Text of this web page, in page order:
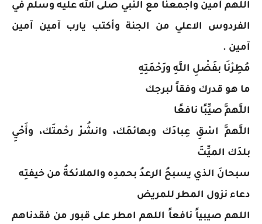
اللهم آمين واجمعنا مع النبي صلى الله عليه وسلم في
الفردوس الاعلي من الجنة وأكتب يارب آمين آمين
آمين .
مُطِرْنَا بفَضْلِ اللَّهِ ورَحْمَتِهِ
ما هو قدرك وفقاً لبرجك
اللَّهمَّ صيِّبًا نافعًا
اللَّهمَّ اسْقِ عِبادَك وبهائمَك، وانشُرْ رحْمتَك، وأَحْيِ
بلدَك الميِّتَ
سبحانَ الذي يسبحُ الرعدُ بحمدِه والملائكةُ من خيفتِه
دعاء نزول المطر للمريض
‏اللهم صيبياً نافعاً اللهم امطر على قبور من فقدناهم